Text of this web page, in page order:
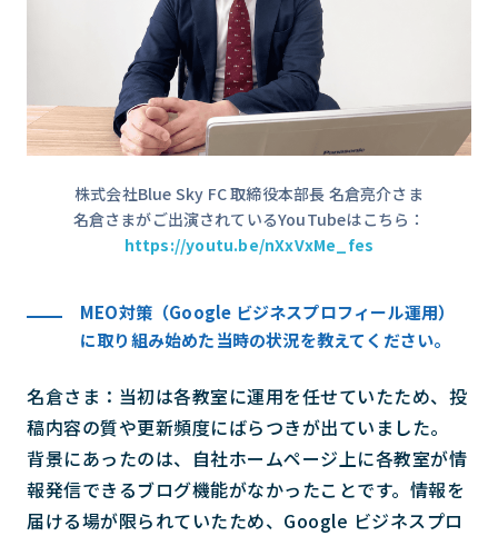
株式会社Blue Sky FC 取締役本部長 名倉亮介さま
名倉さまがご出演されているYouTubeはこちら：
https://youtu.be/nXxVxMe_fes
MEO対策（Google ビジネスプロフィール運用）
に取り組み始めた当時の状況を教えてください。
名倉さま：当初は各教室に運用を任せていたため、投
稿内容の質や更新頻度にばらつきが出ていました。
背景にあったのは、自社ホームページ上に各教室が情
報発信できるブログ機能がなかったことです。情報を
届ける場が限られていたため、Google ビジネスプロ